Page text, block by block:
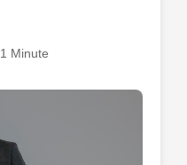
1 Minute